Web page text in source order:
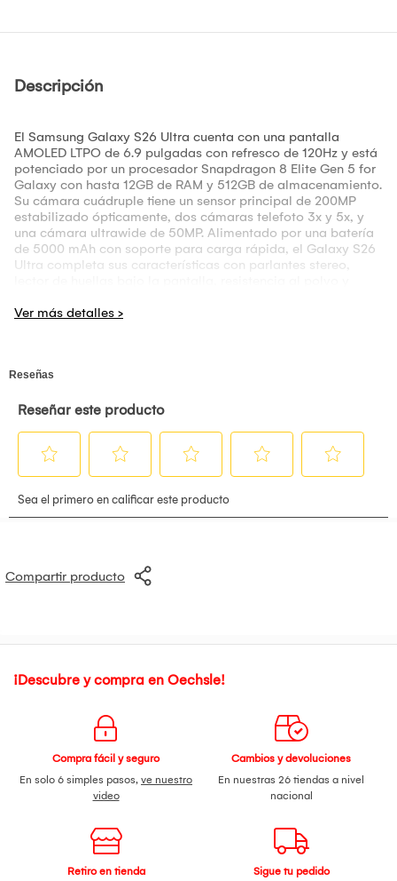
Descripción
El Samsung Galaxy S26 Ultra cuenta con una pantalla
AMOLED LTPO de 6.9 pulgadas con refresco de 120Hz y está
potenciado por un procesador Snapdragon 8 Elite Gen 5 for
Galaxy con hasta 12GB de RAM y 512GB de almacenamiento.
Su cámara cuádruple tiene un sensor principal de 200MP
estabilizado ópticamente, dos cámaras telefoto 3x y 5x, y
una cámara ultrawide de 50MP. Alimentado por una batería
de 5000 mAh con soporte para carga rápida, el Galaxy S26
Ultra completa sus características con parlantes stereo,
Compartir producto
¡Descubre y compra en Oechsle!
Compra fácil y seguro
En solo 6 simples pasos, ve nuestro
video
Cambios y devoluciones
En nuestras 26 tiendas a nivel
nacional
Retiro en tienda
Sigue tu pedido